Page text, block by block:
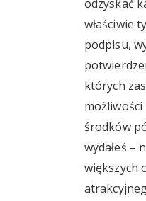
odzyskać
właściwie
podpisu,
których
środków
wydałeś –
większych